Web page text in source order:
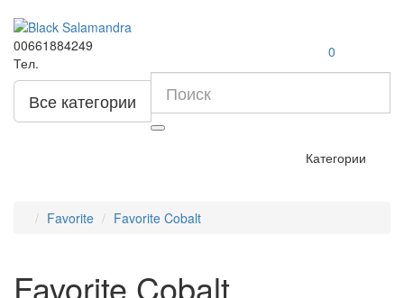
00661884249
Тел.
0
Все категории
Категории
Favorite Favorite Cobalt
Favorite Cobalt